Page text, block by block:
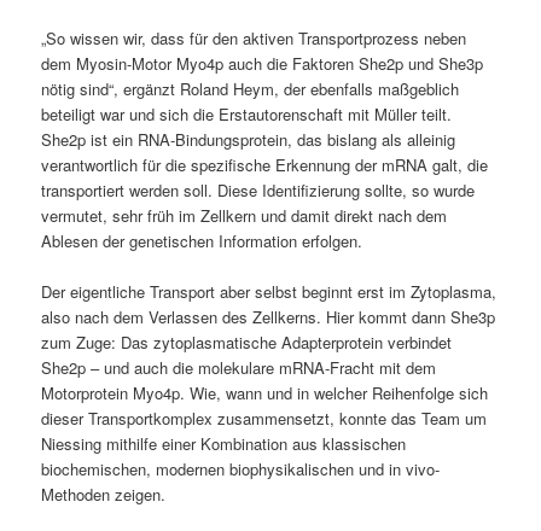
„So wissen wir, dass für den aktiven Transportprozess neben
dem Myosin-Motor Myo4p auch die Faktoren She2p und She3p
nötig sind“, ergänzt Roland Heym, der ebenfalls maßgeblich
beteiligt war und sich die Erstautorenschaft mit Müller teilt.
She2p ist ein RNA-Bindungsprotein, das bislang als alleinig
verantwortlich für die spezifische Erkennung der mRNA galt, die
transportiert werden soll. Diese Identifizierung sollte, so wurde
vermutet, sehr früh im Zellkern und damit direkt nach dem
Ablesen der genetischen Information erfolgen.
Der eigentliche Transport aber selbst beginnt erst im Zytoplasma,
also nach dem Verlassen des Zellkerns. Hier kommt dann She3p
zum Zuge: Das zytoplasmatische Adapterprotein verbindet
She2p – und auch die molekulare mRNA-Fracht mit dem
Motorprotein Myo4p. Wie, wann und in welcher Reihenfolge sich
dieser Transportkomplex zusammensetzt, konnte das Team um
Niessing mithilfe einer Kombination aus klassischen
biochemischen, modernen biophysikalischen und in vivo-
Methoden zeigen.